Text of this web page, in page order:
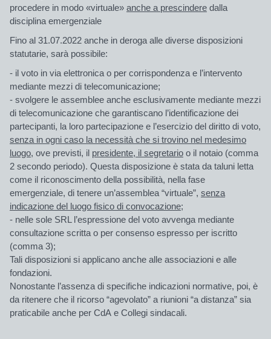
procedere in modo «virtuale» anche a prescindere dalla
disciplina emergenziale
Fino al 31.07.2022 anche in deroga alle diverse disposizioni
statutarie, sarà possibile:
- il voto in via elettronica o per corrispondenza e l’intervento
mediante mezzi di telecomunicazione;
- svolgere le assemblee anche esclusivamente mediante mezzi
di telecomunicazione che garantiscano l’identificazione dei
partecipanti, la loro partecipazione e l’esercizio del diritto di voto,
senza in ogni caso la necessità che si trovino nel medesimo
luogo, ove previsti, il presidente, il segretario o il notaio (comma
2 secondo periodo). Questa disposizione è stata da taluni letta
come il riconoscimento della possibilità, nella fase
emergenziale, di tenere un’assemblea “virtuale”, senza
indicazione del luogo fisico di convocazione;
- nelle sole SRL l’espressione del voto avvenga mediante
consultazione scritta o per consenso espresso per iscritto
(comma 3);
Tali disposizioni si applicano anche alle associazioni e alle
fondazioni.
Nonostante l’assenza di specifiche indicazioni normative, poi, è
da ritenere che il ricorso “agevolato” a riunioni “a distanza” sia
praticabile anche per CdA e Collegi sindacali.